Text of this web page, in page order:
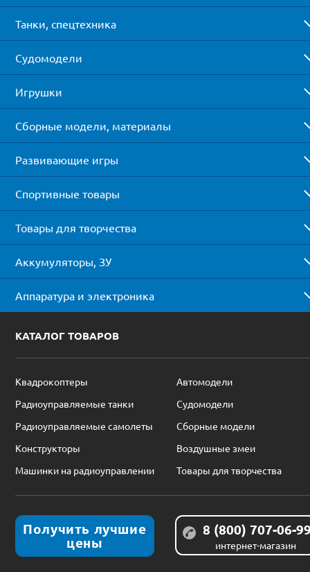
Танки, спецтехника
Судомодели
Игрушки
Сборные модели, материалы
Развивающие игры
Спортивные товары
Товары для творчества
Аккумуляторы, ЗУ
Аппаратура и электроника
КАТАЛОГ ТОВАРОВ
Квадрокоптеры
Автомодели
Радиоуправляемые танки
Судомодели
Радиоуправляемые самолеты
Сборные модели
Конструкторы
Воздушные змеи
Машинки на радиоуправлении
Товары для творчества
Получить лучшие
цены
8 (800) 707-06-
интернет-магазин